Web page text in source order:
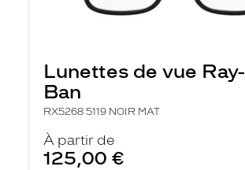
Lunettes de vue Ray-
Ban
RX5268 5119 NOIR MAT
À partir de
125,00 €